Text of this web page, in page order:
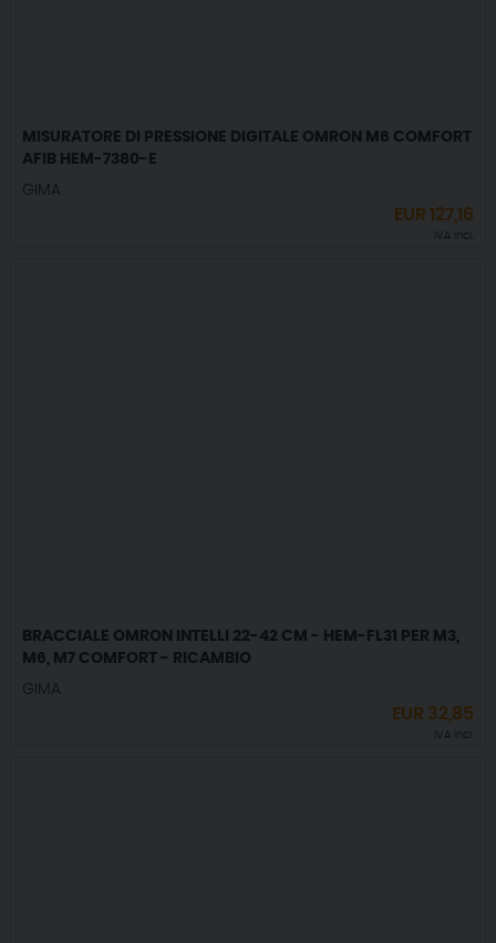
MISURATORE DI PRESSIONE DIGITALE OMRON M6 COMFORT
AFIB HEM-7380-E
GIMA
EUR127,16
IVA incl.
BRACCIALE OMRON INTELLI 22-42 CM - HEM-FL31 PER M3,
M6, M7 COMFORT - RICAMBIO
GIMA
EUR 32,85
IVA incl.